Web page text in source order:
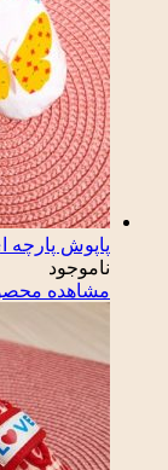
پاپوش پارچه
ناموجود
مشاهده